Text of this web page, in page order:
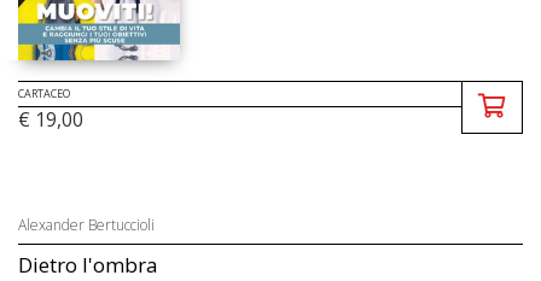
CARTACEO
€ 19,00
Alexander Bertuccioli
Dietro l'ombra